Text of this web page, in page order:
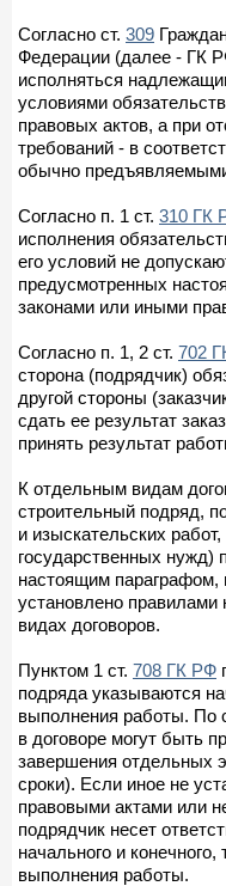
Согласно ст. 309
Федерации (далее - ГК
исполняться
условиями
правовых актов, а при
требований - в
обычно
Согласно п. 1 ст. 310 ГК
исполнения
его условий не
предусмотренных
законами или иными
Согласно п. 1, 2 ст. 702
сторона (подрядчик)
другой стороны
сдать ее результат
принять результат
К отдельным видам
строительный подряд,
и изыскательских
государственных нужд)
настоящим параграфом,
установлено правилами
видах договоров.
Пунктом 1 ст. 708 ГК РФ
подряда указываются
выполнения работы. По
в договоре могут быть
завершения отдельных
сроки). Если иное не
правовыми актами или
подрядчик несет
начального и
выполнения работы.